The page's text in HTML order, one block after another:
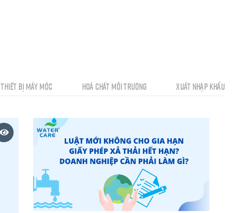
THIẾT BỊ MÁY MÓC HOÁ CHẤT MÔI TRƯỜNG XUẤT NHẬP KHẨU